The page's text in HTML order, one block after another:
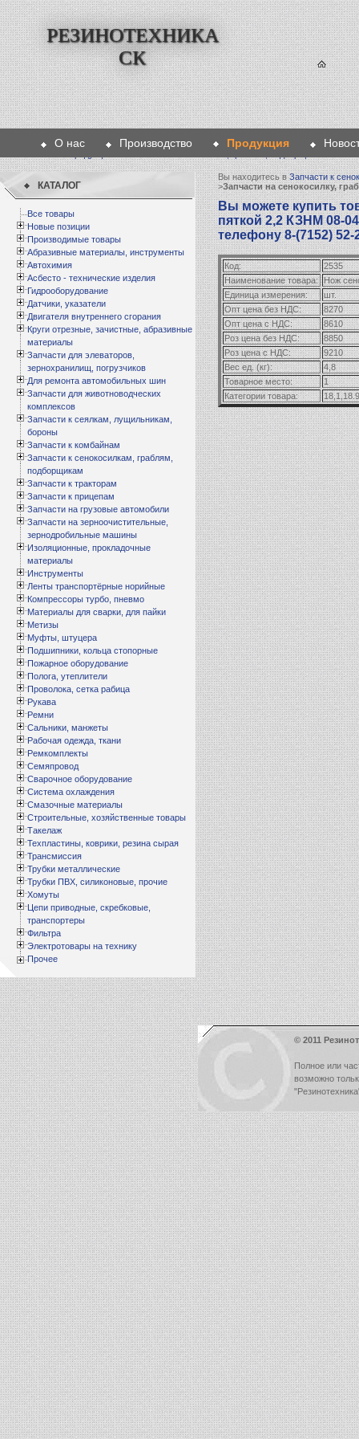
РЕЗИНОТЕХНИКА
СК
О нас Производство Продукция
КАТАЛОГ
Все товары
Новые позиции
Производимые товары
Абразивные материалы, инструменты
Автохимия
Асбесто - технические изделия
Гидрооборудование
Датчики, указатели
Двигателя внутреннего сгорания
Круги отрезные, зачистные, абразивные
материалы
Запчасти для элеваторов,
зернохранилищ, погрузчиков
Для ремонта автомобильных шин
Запчасти для животноводческих
комплексов
Запчасти к сеялкам, лущильникам,
бороны
Запчасти к комбайнам
Запчасти к сенокосилкам, граблям,
подборщикам
Запчасти к тракторам
Запчасти к прицепам
Запчасти на грузовые автомобили
Запчасти на зерноочистительные,
зернодробильные машины
Изоляционные, прокладочные
материалы
Инструменты
Ленты транспортёрные норийные
Компрессоры турбо, пневмо
Материалы для сварки, для пайки
Метизы
Муфты, штуцера
Подшипники, кольца стопорные
Пожарное оборудование
Полога, утеплители
Проволока, сетка рабица
Рукава
Ремни
Сальники, манжеты
Рабочая одежда, ткани
Ремкомплекты
Семяпровод
Сварочное оборудование
Система охлаждения
Смазочные материалы
Строительные, хозяйственные товары
Такелаж
Техпластины, коврики, резина сырая
Трансмиссия
Трубки металлические
Трубки ПВХ, силиконовые, прочие
Хомуты
Цепи приводные, скребковые,
транспортеры
Фильтра
Электротовары на технику
Прочее
Вы находитесь вЗапчасти к
>Запчасти на сенокосилку,
Вы можете купить
пяткой 2,2 КЗНМ 08-
телефону 8-(7152) 52-
Код:
2535
Наименование товара:
Нож
Единица измерения:
шт.
Опт цена без НДС:
8270
Опт цена с НДС:
8610
Роз цена без НДС:
8850
Роз цена с НДС:
9210
Вес ед. (кг):
4,8
Товарное место:
1
Категории товара:
© 2011
Полное или
возможно